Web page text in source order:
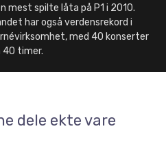
mest spilte låta på P1 i 2010.
har også verdensrekord i
med 40 konserter
40 timer.
dele ekte vare